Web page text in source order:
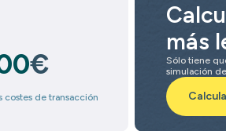
€
costes de transacción
más
Sólo tiene
simulación